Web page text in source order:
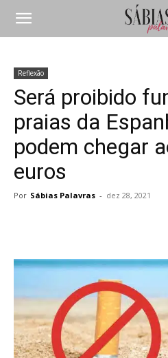
Reflexão
Será proibido
praias da
podem chegar
euros
Por Sábias Palavras - dez 28, 2021